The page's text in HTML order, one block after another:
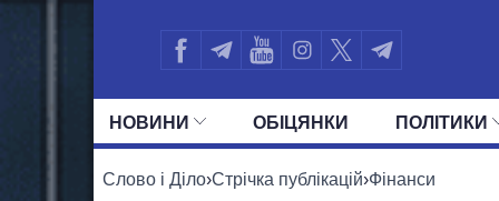
НОВИНИ ОБIЦЯНКИ ПОЛIТИКИ
УСІ ПОЛІТИКИ ПРЕЗИДЕНТ І ОФІС
Слово і Діло›Стрічка публікацій›Фінанси